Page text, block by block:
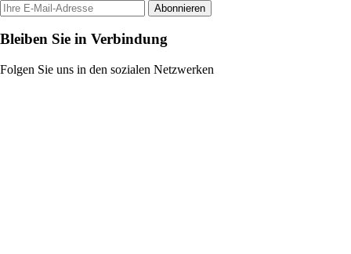
Abonnieren
Bleiben Sie in Verbindung
Folgen Sie uns in den sozialen Netzwerken